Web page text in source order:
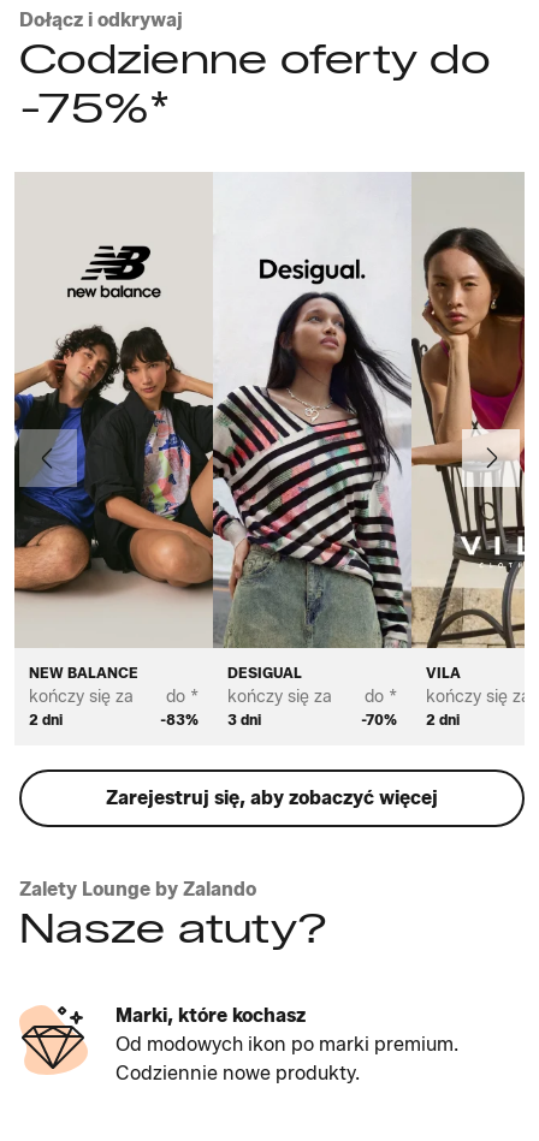
Dołącz i odkrywaj
Codzienne oferty do
-75%*
NEW BALANCE
kończy się za
2 dni
do *
-83%
DESIGUAL
kończy się za
3 dni
do *
-70%
VILA
kończy się za
2 dni
Poprzedni Dalej
Zarejestruj się, aby zobaczyć więcej
Zalety Lounge by Zalando
Nasze atuty?
Marki, które kochasz
Od modowych ikon po marki premium.
Codziennie nowe produkty.